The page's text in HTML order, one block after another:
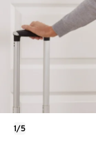
1/5